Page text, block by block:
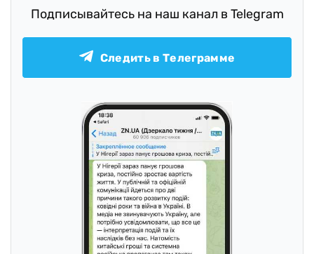
Подписывайтесь на наш канал в Telegram
Следить в Телеграмме